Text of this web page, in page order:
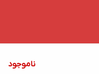
ناموجود